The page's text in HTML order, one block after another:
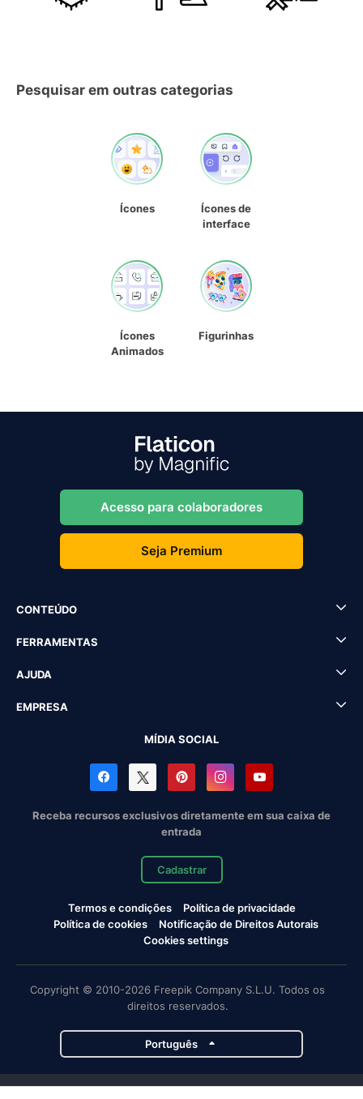
Pesquisar em outras categorias
Ícones
Ícones de
interface
Ícones
Animados
Figurinhas
Acesso para colaboradores
Seja Premium
CONTEÚDO
FERRAMENTAS
AJUDA
EMPRESA
MÍDIA SOCIAL
Receba recursos exclusivos diretamente em sua caixa de
entrada
Cadastrar
Termos e condições
Política de privacidade
Política de cookies
Notificação de Direitos Autorais
Cookies settings
Copyright © 2010-2026 Freepik Company S.L.U. Todos os
direitos reservados.
Português